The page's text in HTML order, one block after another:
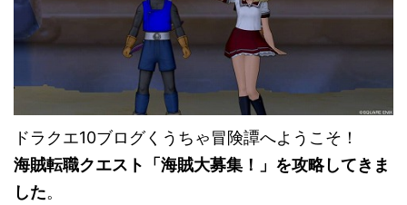
ドラクエ10ブログくうちゃ冒険譚へようこそ！
海賊転職クエスト「海賊大募集！」を攻略してきま
した。